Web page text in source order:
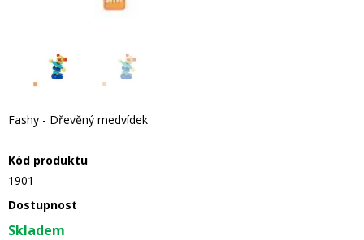
Fashy - Dřevěný medvídek
Kód produktu
1901
Dostupnost
Skladem